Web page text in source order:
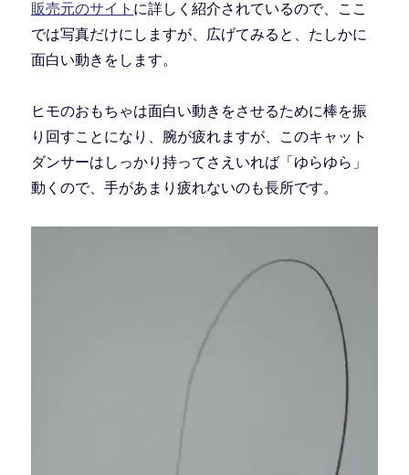
販売元のサイト に詳しく紹介されているので、ここ
では写真だけにしますが、広げてみると、たしかに
面白い動きをします。
ヒモのおもちゃは面白い動きをさせるために棒を振
り回すことになり、腕が疲れますが、このキャット
ダンサーはしっかり持ってさえいれば「ゆらゆら」
動くので、手があまり疲れないのも長所です。